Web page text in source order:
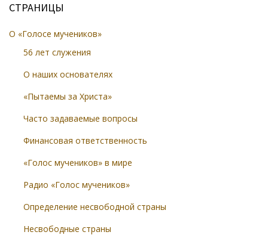
СТРАНИЦЫ
О «Голосе мучеников»
56 лет служения
О наших основателях
«Пытаемы за Христа»
Часто задаваемые вопросы
Финансовая ответственность
«Голос мучеников» в мире
Радио «Голос мучеников»
Определение несвободной страны
Несвободные страны